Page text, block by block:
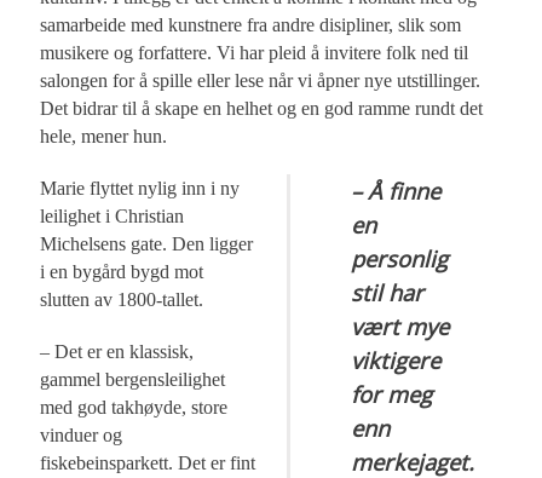
samarbeide med kunstnere fra andre disipliner, slik som
musikere og forfattere. Vi har pleid å invitere folk ned til
salongen for å spille eller lese når vi åpner nye utstillinger.
Det bidrar til å skape en helhet og en god ramme rundt det
hele, mener hun.
– Å finne
en
personlig
stil har
vært mye
viktigere
for meg
enn
merkejaget.
Marie flyttet nylig inn i ny
leilighet i Christian
Michelsens gate. Den ligger
i en bygård bygd mot
slutten av 1800-tallet.
– Det er en klassisk,
gammel bergensleilighet
med god takhøyde, store
vinduer og
fiskebeinsparkett. Det er fint